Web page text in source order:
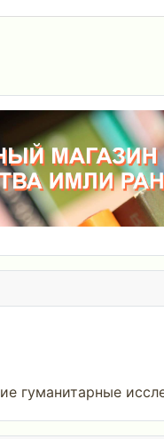
гуманитарные